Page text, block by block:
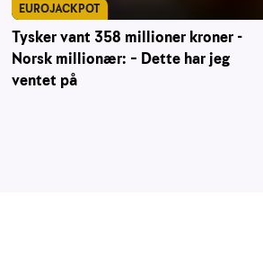
Tysker vant 358 millioner kroner -
Norsk millionær: – Dette har jeg
ventet på
EUROJACKPOT